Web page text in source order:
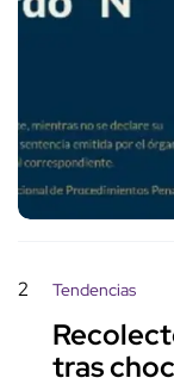
2 Tendencias
tras